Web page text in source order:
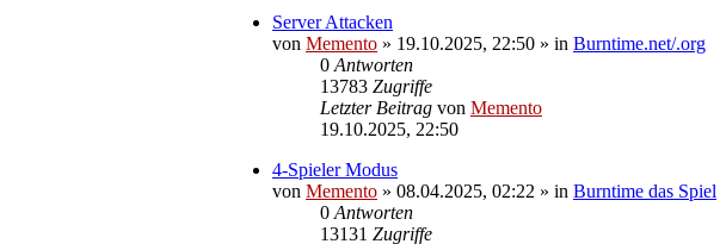
Server Attacken
von Memento » 19.10.2025, 22:50 » in Burntime.net/.org
0 Antworten
13783 Zugriffe
Letzter Beitrag von Memento
19.10.2025, 22:50
4-Spieler Modus
von Memento » 08.04.2025, 02:22 » in Burntime das Spiel
0 Antworten
13131 Zugriffe